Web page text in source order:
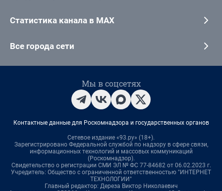
Статистика канала в MAX
Все города сети
Мы в соцсетях
Контактные данные для Роскомнадзора и государственных органов
Сетевое издание «93.ру» (18+).
Зарегистрировано Федеральной службой по надзору в сфере связи,
информационных технологий и массовых коммуникаций
(Роскомнадзор).
Свидетельство о регистрации СМИ ЭЛ № ФС 77-84682 от 06.02.2023 г.
Учредитель: Общество с ограниченной ответственностью "ИНТЕРНЕТ
ТЕХНОЛОГИИ"
Главный редактор: Дереза Виктор Николаевич